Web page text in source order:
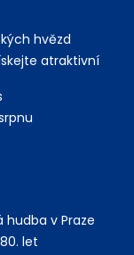
hvězd
atraktivní
v Praze
let